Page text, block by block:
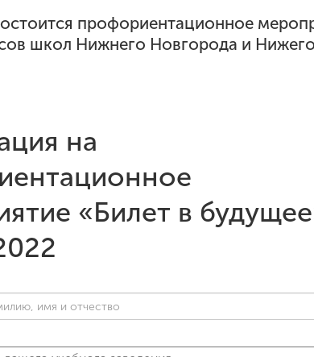
профориентационное
школ Нижнего Новгорода и
на
«Билет в